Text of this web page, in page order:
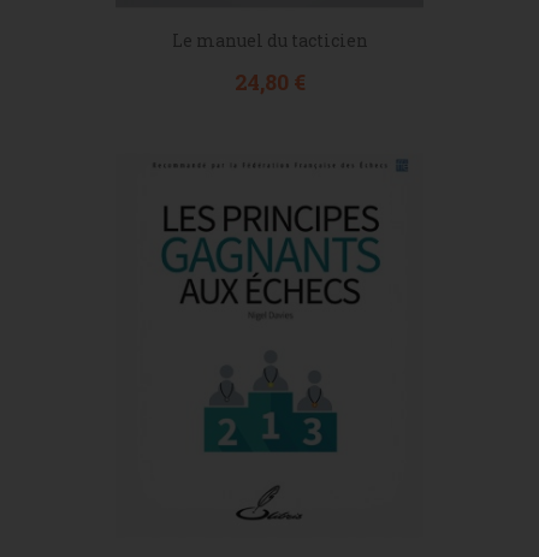
Le manuel du tacticien
Prix
24,80 €